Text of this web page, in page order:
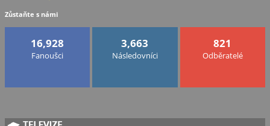
Zůstaňte s námi
16,928
Fanoušci
3,663
Následovníci
821
Odběratelé